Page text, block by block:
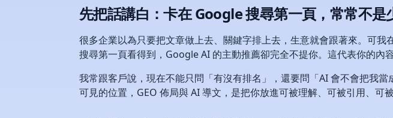
先把話講白：卡在 Google 搜尋第一頁，常常不
很多企業以為只要把文章做上去、關鍵字排上去，生意就會跟著來。可
搜尋第一頁看得到，Google AI 的主動推薦卻完全不提你。這代表你的內
我常跟客戶說，現在不能只問「有沒有排名」，還要問「AI 會不會把我
可見的位置，GEO 佈局與 AI 導文，是把你放進可被理解、可被引用、可